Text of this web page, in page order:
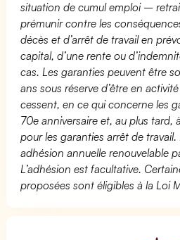
situation de cumul emploi –
prémunir contre les
décès et d’arrêt de travail en
capital, d’une rente ou
cas. Les garanties peuvent être
ans sous réserve d’être en
cessent, en ce qui concerne les
70e anniversaire et, au plus tard,
pour les garanties arrêt de travail.
adhésion annuelle renouvelable
L’adhésion est facultative.
proposées sont éligibles à la Loi